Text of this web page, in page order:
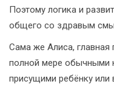
Поэтому логика и
общего со здравым
Сама же Алиса, главная
полной мере обычными
присущими ребёнку или